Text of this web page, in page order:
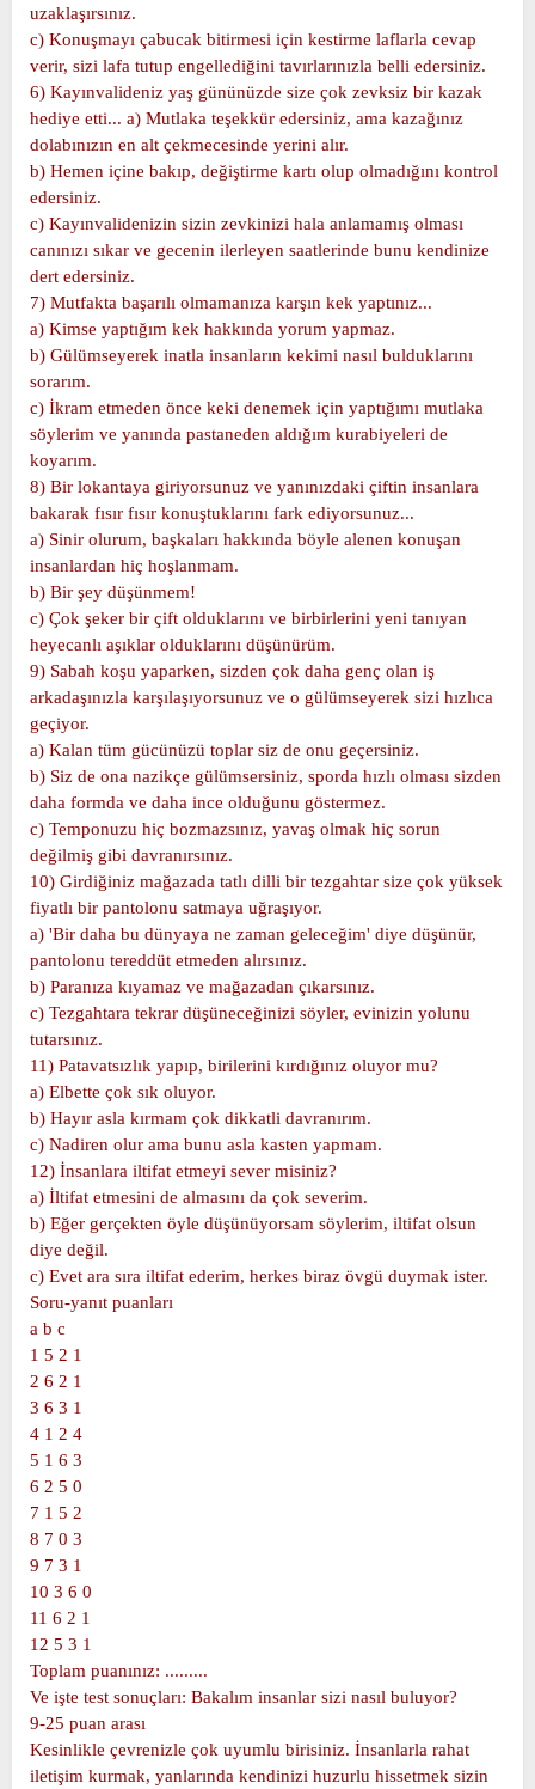
uzaklaşırsınız.
c) Konuşmayı çabucak bitirmesi için kestirme laflarla cevap
verir, sizi lafa tutup engellediğini tavırlarınızla belli edersiniz.
6) Kayınvalideniz yaş gününüzde size çok zevksiz bir kazak
hediye etti... a) Mutlaka teşekkür edersiniz, ama kazağınız
dolabınızın en alt çekmecesinde yerini alır.
b) Hemen içine bakıp, değiştirme kartı olup olmadığını kontrol
edersiniz.
c) Kayınvalidenizin sizin zevkinizi hala anlamamış olması
canınızı sıkar ve gecenin ilerleyen saatlerinde bunu kendinize
dert edersiniz.
7) Mutfakta başarılı olmamanıza karşın kek yaptınız...
a) Kimse yaptığım kek hakkında yorum yapmaz.
b) Gülümseyerek inatla insanların kekimi nasıl bulduklarını
sorarım.
c) İkram etmeden önce keki denemek için yaptığımı mutlaka
söylerim ve yanında pastaneden aldığım kurabiyeleri de
koyarım.
8) Bir lokantaya giriyorsunuz ve yanınızdaki çiftin insanlara
bakarak fısır fısır konuştuklarını fark ediyorsunuz...
a) Sinir olurum, başkaları hakkında böyle alenen konuşan
insanlardan hiç hoşlanmam.
b) Bir şey düşünmem!
c) Çok şeker bir çift olduklarını ve birbirlerini yeni tanıyan
heyecanlı aşıklar olduklarını düşünürüm.
9) Sabah koşu yaparken, sizden çok daha genç olan iş
arkadaşınızla karşılaşıyorsunuz ve o gülümseyerek sizi hızlıca
geçiyor.
a) Kalan tüm gücünüzü toplar siz de onu geçersiniz.
b) Siz de ona nazikçe gülümsersiniz, sporda hızlı olması sizden
daha formda ve daha ince olduğunu göstermez.
c) Temponuzu hiç bozmazsınız, yavaş olmak hiç sorun
değilmiş gibi davranırsınız.
10) Girdiğiniz mağazada tatlı dilli bir tezgahtar size çok yüksek
fiyatlı bir pantolonu satmaya uğraşıyor.
a) 'Bir daha bu dünyaya ne zaman geleceğim' diye düşünür,
pantolonu tereddüt etmeden alırsınız.
b) Paranıza kıyamaz ve mağazadan çıkarsınız.
c) Tezgahtara tekrar düşüneceğinizi söyler, evinizin yolunu
tutarsınız.
11) Patavatsızlık yapıp, birilerini kırdığınız oluyor mu?
a) Elbette çok sık oluyor.
b) Hayır asla kırmam çok dikkatli davranırım.
c) Nadiren olur ama bunu asla kasten yapmam.
12) İnsanlara iltifat etmeyi sever misiniz?
a) İltifat etmesini de almasını da çok severim.
b) Eğer gerçekten öyle düşünüyorsam söylerim, iltifat olsun
diye değil.
c) Evet ara sıra iltifat ederim, herkes biraz övgü duymak ister.
Soru-yanıt puanları
a b c
1 5 2 1
2 6 2 1
3 6 3 1
4 1 2 4
5 1 6 3
6 2 5 0
7 1 5 2
8 7 0 3
9 7 3 1
10 3 6 0
11 6 2 1
12 5 3 1
Toplam puanınız: .........
Ve işte test sonuçları: Bakalım insanlar sizi nasıl buluyor?
9-25 puan arası
Kesinlikle çevrenizle çok uyumlu birisiniz. İnsanlarla rahat
iletişim kurmak, yanlarında kendinizi huzurlu hissetmek sizin